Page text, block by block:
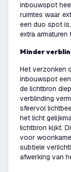
inbouwspot
ruimtes waar
een duo spot
extra
Minder
Het verzonken
inbouwspot
de lichtbron
verblinding
sfeervol
het licht
lichtbron kijkt.
voor
subtiele
afwerking van